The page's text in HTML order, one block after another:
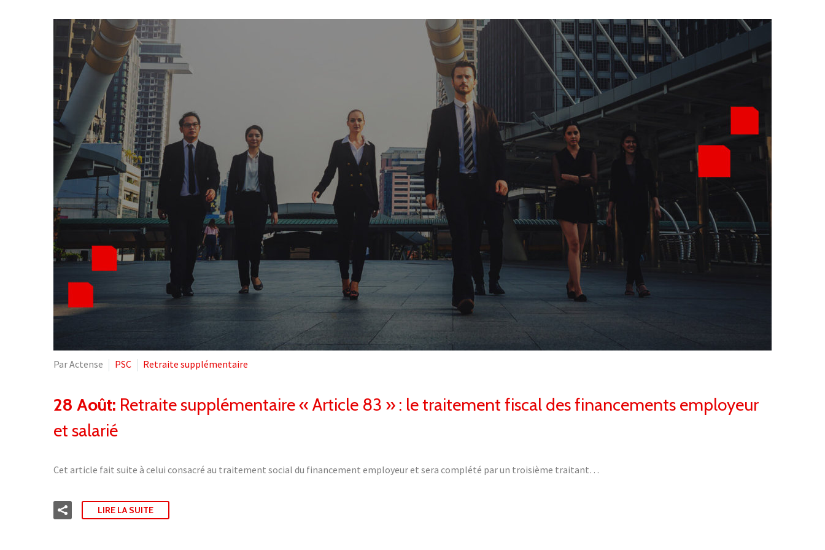
Par Actense PSC Retraite supplémentaire
28 Août: Retraite supplémentaire « Article 83 » : le traitement fiscal des financements employeur
et salarié
Cet article fait suite à celui consacré au traitement social du financement employeur et sera complété par un troisième traitant…
LIRE LA SUITE